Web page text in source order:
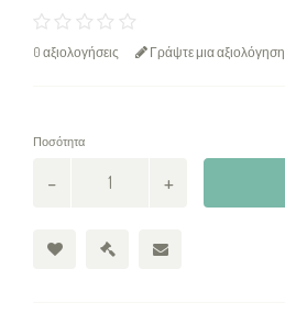
0 αξιολογήσεις Γράψτε μια αξιολόγηση
Ποσότητα